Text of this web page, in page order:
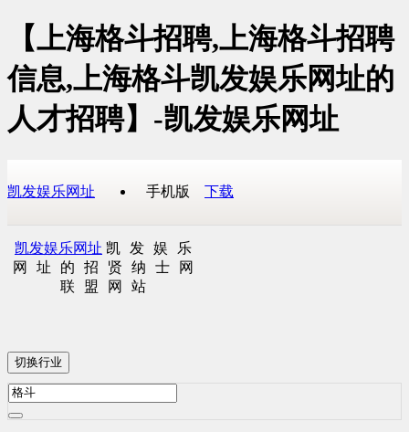
【上海格斗招聘,上海格斗招聘
信息,上海格斗凯发娱乐网址的
人才招聘】-凯发娱乐网址
凯发娱乐网址 手机版 下载
凯发娱乐网址 凯发娱乐
网址的招贤纳士网
联盟网站
切换行业